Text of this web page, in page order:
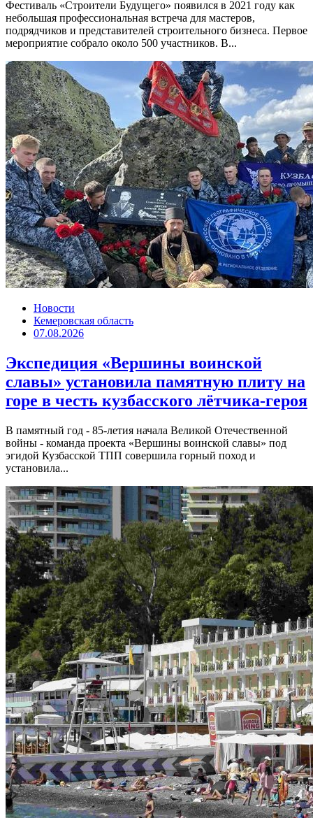
Фестиваль «Строители Будущего» появился в 2021 году как
небольшая профессиональная встреча для мастеров,
подрядчиков и представителей строительного бизнеса. Первое
мероприятие собрало около 500 участников. В...
Новости
Кемеровская область
07.08.2026
Экспедиция «Вершины воинской
славы» установила памятную плиту на
горе в честь кузбасского лётчика-героя
В памятный год - 85-летия начала Великой Отечественной
войны - команда проекта «Вершины воинской славы» под
эгидой Кузбасской ТПП совершила горный поход и
установила...